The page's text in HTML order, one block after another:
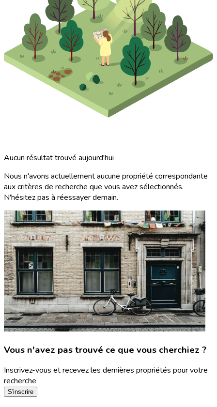
Aucun résultat trouvé aujourd'hui
Nous n'avons actuellement aucune propriété correspondante
aux critères de recherche que vous avez sélectionnés.
N'hésitez pas à réessayer demain.
Vous n'avez pas trouvé ce que vous cherchiez ?
Inscrivez-vous et recevez les dernières propriétés pour votre
recherche
S'inscrire